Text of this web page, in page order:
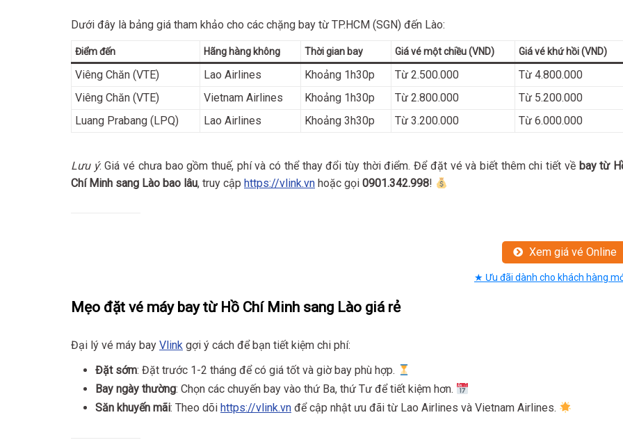
Dưới đây là bảng giá tham khảo cho các chặng bay từ TP.HCM (SGN) đến Lào:
Điểm đến Hãng hàng không Thời gian bay Giá vé một chiều (VND) Giá vé khứ hồi (VND)
Viêng Chăn (VTE) Lao Airlines Khoảng 1h30p Từ 2.500.000
Từ 4.800.000
Viêng Chăn (VTE)
Vietnam Airlines Khoảng 1h30p Từ 2.800.000
Từ 5.200.000
Luang Prabang (LPQ)
Lao Airlines Khoảng 3h30p Từ 3.200.000 Từ 6.000.000
Lưu ý: Giá vé chưa bao gồm thuế, phí và có thể thay đổi tùy thời điểm. Để đặt vé và biết thêm chi tiết về bay từ
Chí Minh sang Lào bao lâu, truy cập https://vlink.vn hoặc gọi 0901.342.998!
Xem giá vé Online
★ Ưu đãi dành cho khách hàng
Mẹo đặt vé máy bay từ Hồ Chí Minh sang Lào giá rẻ
Đại lý vé máy bay Vlink gợi ý cách để bạn tiết kiệm chi phí:
Đặt sớm: Đặt trước 1-2 tháng để có giá tốt và giờ bay phù hợp.
Bay ngày thường: Chọn các chuyến bay vào thứ Ba, thứ Tư để tiết kiệm hơn.
Săn khuyến mãi: Theo dõi https://vlink.vn để cập nhật ưu đãi từ Lao Airlines và Vietnam Airlines.